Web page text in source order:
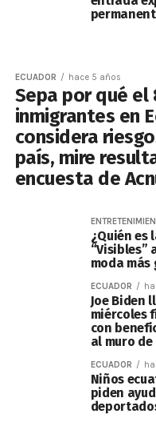
ECUADOR hace 5 años
Sepa por qué el
inmigrantes en
considera
país, mire
encuesta de
¿Quién es
“Visibles”
moda más
ECUADOR
Joe Biden
miércoles
con
al muro de
ECUADOR
Niños
piden